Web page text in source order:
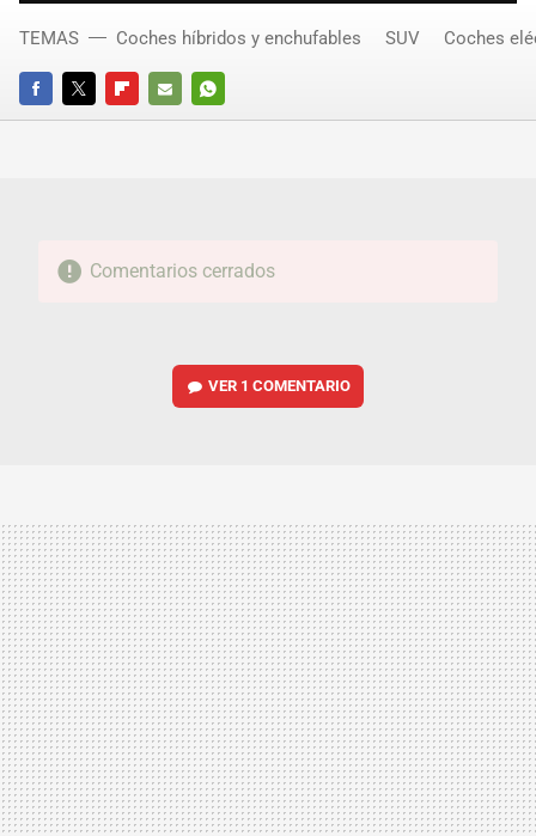
FACEBOOKTWITTERFLIPBOARD
E-
WHATSAPP
TEMAS Coches híbridos y enchufables SUV Coches
Comentarios cerrados
VER 1 COMENTARIO